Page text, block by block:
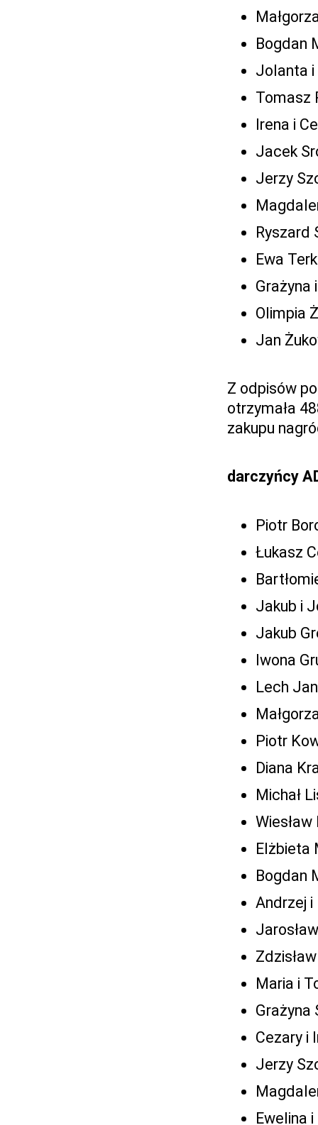
Bogdan
Jolanta i
Tomasz
Irena i
Jacek
Jerzy
Ryszard
Ewa
Grażyna
Olimpia
Jan
Z odpisów
otrzymała
zakupu
darczyńcy
Piotr
Łukasz
Jakub i
Jakub
Iwona
Lech
Piotr
Diana
Michał
Elżbieta
Bogdan
Andrzej i
Maria i
Grażyna
Cezary i
Jerzy
Ewelina